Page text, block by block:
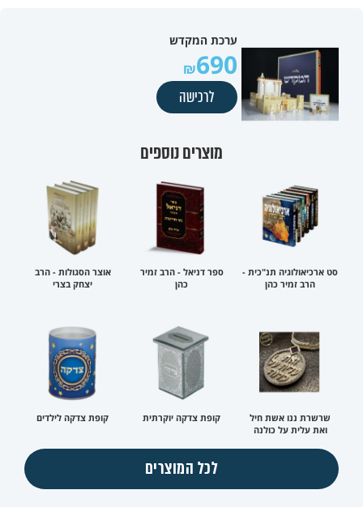
ערכת המקדש
690
לרכישה
מוצרים נוספים
סט ארכיאולוגיה תנ"כית -
הרב זמיר כהן
ספר דניאל - הרב זמיר
כהן
אוצר הסגולות - הרב
יצחק בצרי
שרשרת ננו אשת חיל
ואת עלית על כולנה
קופת צדקה יוקרתית קופת צדקה לילדים
לכל המוצרים